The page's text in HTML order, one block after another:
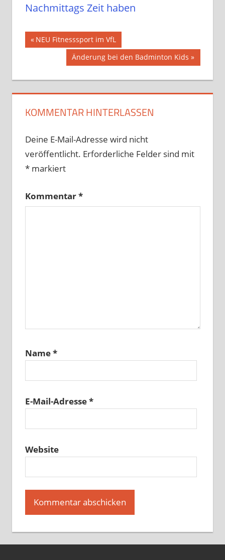
Nachmittags Zeit haben
Beitragsnavigation
Vorheriger
Beitrag:
NEU Fitnesssport im VfL
Nächster
Beitrag:
Änderung bei den Badminton Kids
KOMMENTAR HINTERLASSEN
Deine E-Mail-Adresse wird nicht
veröffentlicht. Erforderliche Felder sind mit
*markiert
Kommentar*
Name*
E-Mail-Adresse*
Website